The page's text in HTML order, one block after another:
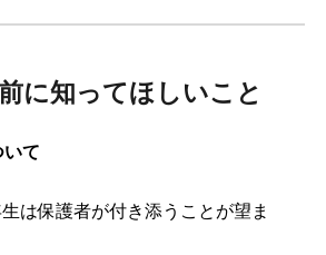
に知ってほしいこと
て
生は保護者が付き添うことが望ま